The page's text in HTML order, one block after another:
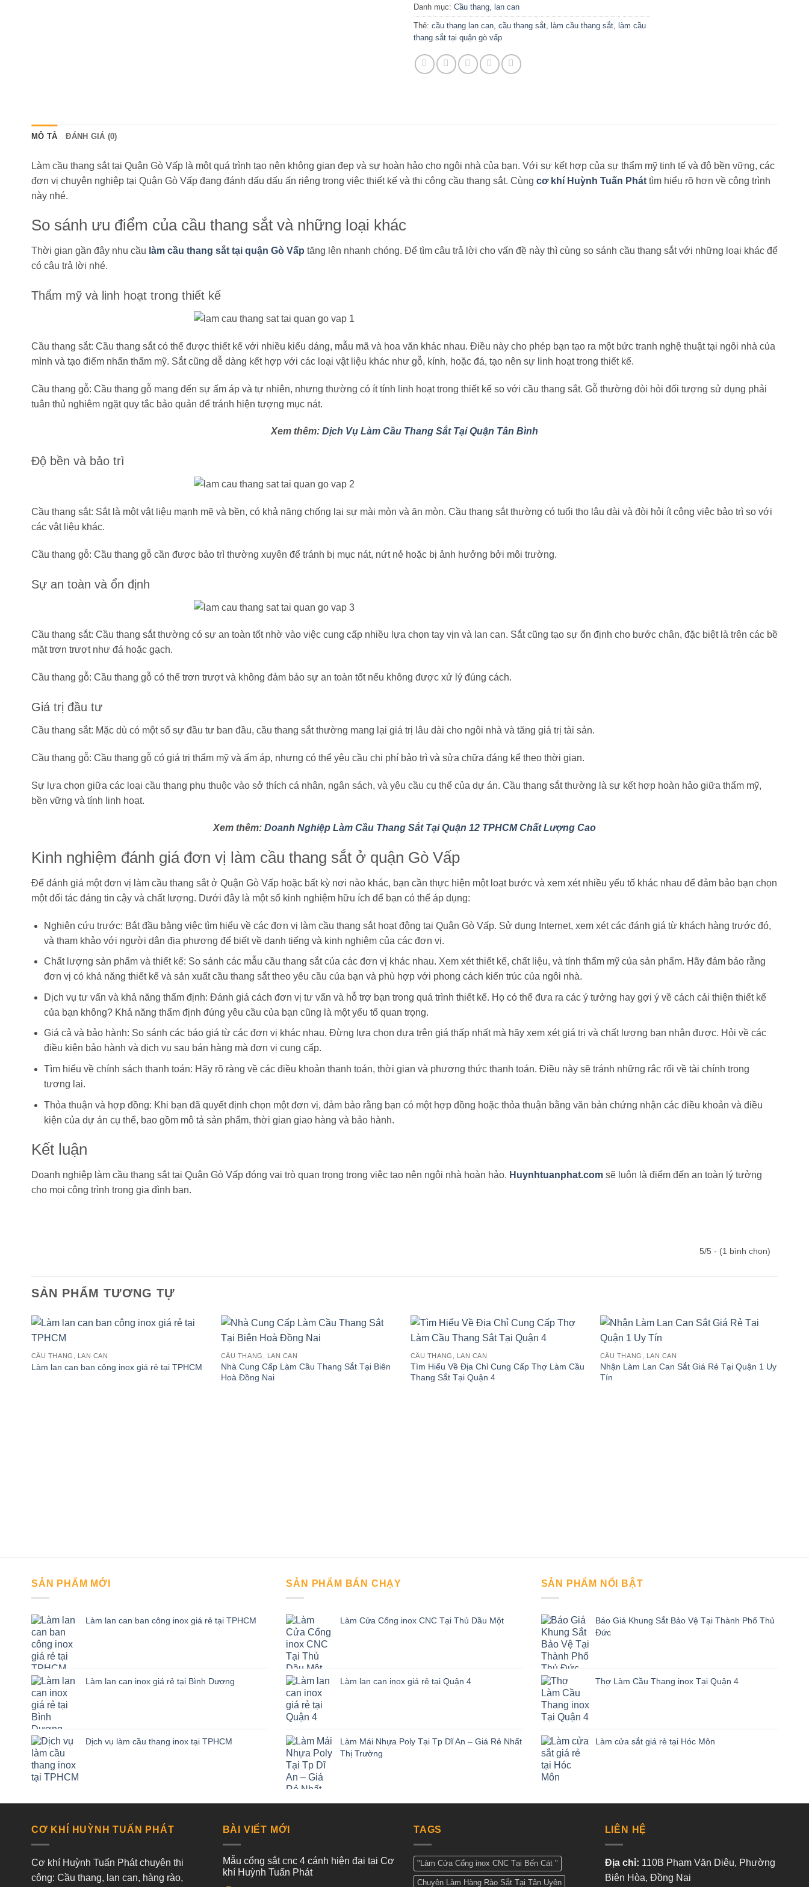
Danh mục: Cầu thang, lan can
Thẻ: cầu thang lan can cầu thang sắt làm cầu thang sắt làm cầu
thang sắt tại quận gò vấp
MÔ TẢ ĐÁNH GIÁ (0)
Làm cầu thang sắt tại Quận Gò Vấp là một quá trình tạo nên không gian đẹp và sự hoàn hảo cho ngôi nhà của bạn. Với sự kết hợp của sự thẩm mỹ tinh tế và độ bền vững, các
đơn vị chuyên nghiệp tại Quận Gò Vấp đang đánh dấu dấu ấn riêng trong việc thiết kế và thi công cầu thang sắt. Cùng cơ khí Huỳnh Tuấn Phát tìm hiểu rõ hơn về công trình
này nhé.
So sánh ưu điểm của cầu thang sắt và những loại khác
Thời gian gần đây nhu cầu làm cầu thang sắt tại quận Gò Vấp tăng lên nhanh chóng. Để tìm câu trả lời cho vấn đề này thì cùng so sánh cầu thang sắt với những loại khác để
có câu trả lời nhé.
Thẩm mỹ và linh hoạt trong thiết kế
Cầu thang sắt: Cầu thang sắt có thể được thiết kế với nhiều kiểu dáng, mẫu mã và hoa văn khác nhau. Điều này cho phép bạn tạo ra một bức tranh nghệ thuật tại ngôi nhà của
mình và tạo điểm nhấn thẩm mỹ. Sắt cũng dễ dàng kết hợp với các loại vật liệu khác như gỗ, kính, hoặc đá, tạo nên sự linh hoạt trong thiết kế.
Cầu thang gỗ: Cầu thang gỗ mang đến sự ấm áp và tự nhiên, nhưng thường có ít tính linh hoạt trong thiết kế so với cầu thang sắt. Gỗ thường đòi hỏi đối tượng sử dụng phải
tuân thủ nghiêm ngặt quy tắc bảo quản để tránh hiện tượng mục nát.
Xem thêm: Dịch Vụ Làm Cầu Thang Sắt Tại Quận Tân Bình
Độ bền và bảo trì
Cầu thang sắt: Sắt là một vật liệu mạnh mẽ và bền, có khả năng chống lại sự mài mòn và ăn mòn. Cầu thang sắt thường có tuổi thọ lâu dài và đòi hỏi ít công việc bảo trì so với
các vật liệu khác.
Cầu thang gỗ: Cầu thang gỗ cần được bảo trì thường xuyên để tránh bị mục nát, nứt nẻ hoặc bị ảnh hưởng bởi môi trường.
Sự an toàn và ổn định
Cầu thang sắt: Cầu thang sắt thường có sự an toàn tốt nhờ vào việc cung cấp nhiều lựa chọn tay vịn và lan can. Sắt cũng tạo sự ổn định cho bước chân, đặc biệt là trên các bề
mặt trơn trượt như đá hoặc gạch.
Cầu thang gỗ: Cầu thang gỗ có thể trơn trượt và không đảm bảo sự an toàn tốt nếu không được xử lý đúng cách.
Giá trị đầu tư
Cầu thang sắt: Mặc dù có một số sự đầu tư ban đầu, cầu thang sắt thường mang lại giá trị lâu dài cho ngôi nhà và tăng giá trị tài sản.
Cầu thang gỗ: Cầu thang gỗ có giá trị thẩm mỹ và ấm áp, nhưng có thể yêu cầu chi phí bảo trì và sửa chữa đáng kể theo thời gian.
Sự lựa chọn giữa các loại cầu thang phụ thuộc vào sở thích cá nhân, ngân sách, và yêu cầu cụ thể của dự án. Cầu thang sắt thường là sự kết hợp hoàn hảo giữa thẩm mỹ,
bền vững và tính linh hoạt.
Xem thêm: Doanh Nghiệp Làm Cầu Thang Sắt Tại Quận 12 TPHCM Chất Lượng Cao
Kinh nghiệm đánh giá đơn vị làm cầu thang sắt ở quận Gò Vấp
Để đánh giá một đơn vị làm cầu thang sắt ở Quận Gò Vấp hoặc bất kỳ nơi nào khác, bạn cần thực hiện một loạt bước và xem xét nhiều yếu tố khác nhau để đảm bảo bạn chọn
một đối tác đáng tin cậy và chất lượng. Dưới đây là một số kinh nghiệm hữu ích để bạn có thể áp dụng:
Nghiên cứu trước: Bắt đầu bằng việc tìm hiểu về các đơn vị làm cầu thang sắt hoạt động tại Quận Gò Vấp. Sử dụng Internet, xem xét các đánh giá từ khách hàng trước đó,
và tham khảo với người dân địa phương để biết về danh tiếng và kinh nghiệm của các đơn vị.
Chất lượng sản phẩm và thiết kế: So sánh các mẫu cầu thang sắt của các đơn vị khác nhau. Xem xét thiết kế, chất liệu, và tính thẩm mỹ của sản phẩm. Hãy đảm bảo rằng
đơn vị có khả năng thiết kế và sản xuất cầu thang sắt theo yêu cầu của bạn và phù hợp với phong cách kiến trúc của ngôi nhà.
Dịch vụ tư vấn và khả năng thẩm định: Đánh giá cách đơn vị tư vấn và hỗ trợ bạn trong quá trình thiết kế. Họ có thể đưa ra các ý tưởng hay gợi ý về cách cải thiện thiết kế
của bạn không? Khả năng thẩm định đúng yêu cầu của bạn cũng là một yếu tố quan trọng.
Giá cả và bảo hành: So sánh các báo giá từ các đơn vị khác nhau. Đừng lựa chọn dựa trên giá thấp nhất mà hãy xem xét giá trị và chất lượng bạn nhận được. Hỏi về các
điều kiện bảo hành và dịch vụ sau bán hàng mà đơn vị cung cấp.
Tìm hiểu về chính sách thanh toán: Hãy rõ ràng về các điều khoản thanh toán, thời gian và phương thức thanh toán. Điều này sẽ tránh những rắc rối về tài chính trong
tương lai.
Thỏa thuận và hợp đồng: Khi bạn đã quyết định chọn một đơn vị, đảm bảo rằng bạn có một hợp đồng hoặc thỏa thuận bằng văn bản chứng nhận các điều khoản và điều
kiện của dự án cụ thể, bao gồm mô tả sản phẩm, thời gian giao hàng và bảo hành.
Kết luận
Doanh nghiệp làm cầu thang sắt tại Quận Gò Vấp đóng vai trò quan trọng trong việc tạo nên ngôi nhà hoàn hảo. Huynhtuanphat.com sẽ luôn là điểm đến an toàn lý tưởng
cho mọi công trình trong gia đình bạn.
5/5 - (1 bình chọn)
SẢN PHẨM TƯƠNG TỰ
CẦU THANG, LAN CAN
Làm lan can ban công inox giá rẻ tại TPHCM
CẦU THANG, LAN CAN
Nhà Cung Cấp Làm Cầu Thang Sắt Tại Biên
Hoà Đồng Nai
CẦU THANG, LAN CAN
Tìm Hiểu Về Địa Chỉ Cung Cấp Thợ Làm Cầu
Thang Sắt Tại Quận 4
CẦU THANG, LAN CAN
Nhận Làm Lan Can Sắt Giá Rẻ Tại Quận 1 Uy
Tín
SẢN PHẨM MỚI
Làm lan can ban công inox giá rẻ tại TPHCM
Làm lan can inox giá rẻ tại Bình Dương
Dịch vụ làm cầu thang inox tại TPHCM
SẢN PHẨM BÁN CHẠY
Làm Cửa Cổng inox CNC Tại Thủ Dầu Một
Làm lan can inox giá rẻ tại Quận 4
Làm Mái Nhựa Poly Tại Tp Dĩ An – Giá Rẻ Nhất
Thị Trường
SẢN PHẨM NỔI BẬT
Báo Giá Khung Sắt Bảo Vệ Tại Thành Phố Thủ
Đức
Thợ Làm Cầu Thang inox Tại Quận 4
Làm cửa sắt giá rẻ tại Hóc Môn
CƠ KHÍ HUỲNH TUẤN PHÁT
Cơ khí Huỳnh Tuấn Phát chuyên thi
công: Cầu thang, lan can, hàng rào,
BÀI VIẾT MỚI
Mẫu cổng sắt cnc 4 cánh hiện đại tại Cơ
khí Huỳnh Tuấn Phát
Không
TAGS
"Làm Cửa Cổng inox CNC Tại Bến Cát "
Chuyên Làm Hàng Rào Sắt Tại Tân Uyên
LIÊN HỆ
Địa chỉ: 110B Phạm Văn Diêu, Phường
Biên Hòa, Đồng Nai